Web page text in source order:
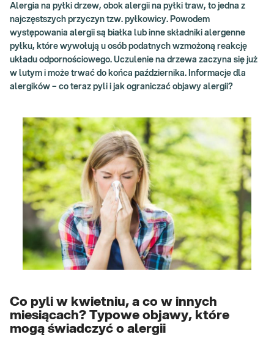
Alergia na pyłki drzew, obok alergii na pyłki traw, to jedna z
najczęstszych przyczyn tzw. pyłkowicy. Powodem
występowania alergii są białka lub inne składniki alergenne
pyłku, które wywołują u osób podatnych wzmożoną reakcję
układu odpornościowego. Uczulenie na drzewa zaczyna się już
w lutym i może trwać do końca października. Informacje dla
alergików – co teraz pyli i jak ograniczać objawy alergii?
Co pyli w kwietniu, a co w innych
miesiącach? Typowe objawy, które
mogą świadczyć o alergii